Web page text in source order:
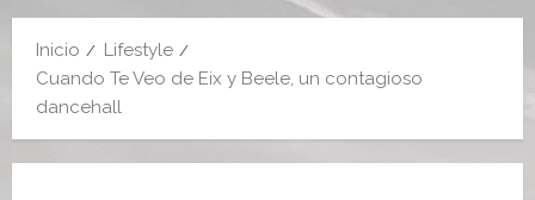
Inicio
Lifestyle
Cuando Te Veo de Eix y Beele, un contagioso
dancehall